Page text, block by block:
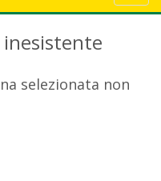
selezionata non